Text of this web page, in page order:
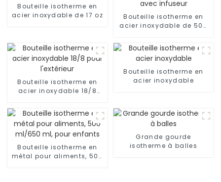
Bouteille isotherme en
acier inoxydable de 17 oz
Bouteille isotherme en
acier inoxydable de 500
Bouteille isotherme en
acier inoxydable 18/8
Bouteille isotherme en
acier inoxydable
Bouteille isotherme en
métal pour aliments, 500
Grande gourde
isotherme à balles